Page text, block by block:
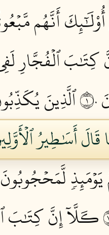
أَنَّهُم
كِتَٰبَ ٱلۡفُجَّارِ
ٱلَّذِينَ
أَسَٰطِيرُ
لَّمَحۡجُوبُونَ ١٥
كـَلَّآ إِنَّ كِتَٰبَ